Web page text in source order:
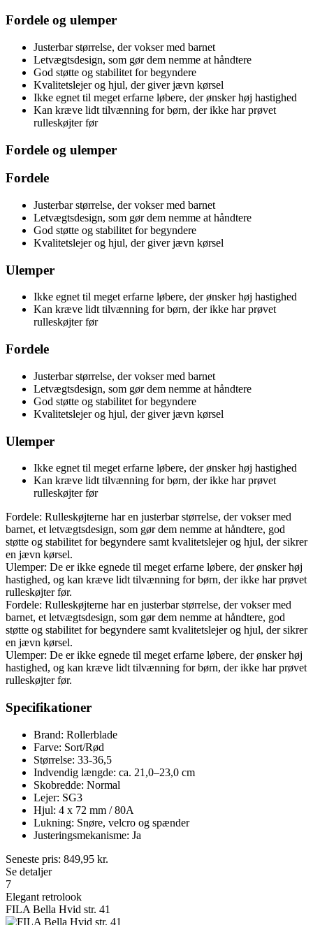
Fordele og ulemper
Justerbar størrelse, der vokser med barnet
Letvægtsdesign, som gør dem nemme at håndtere
God støtte og stabilitet for begyndere
Kvalitetslejer og hjul, der giver jævn kørsel
Ikke egnet til meget erfarne løbere, der ønsker høj hastighed
Kan kræve lidt tilvænning for børn, der ikke har prøvet
rulleskøjter før
Fordele og ulemper
Fordele
Justerbar størrelse, der vokser med barnet
Letvægtsdesign, som gør dem nemme at håndtere
God støtte og stabilitet for begyndere
Kvalitetslejer og hjul, der giver jævn kørsel
Ulemper
Ikke egnet til meget erfarne løbere, der ønsker høj hastighed
Kan kræve lidt tilvænning for børn, der ikke har prøvet
rulleskøjter før
Fordele
Justerbar størrelse, der vokser med barnet
Letvægtsdesign, som gør dem nemme at håndtere
God støtte og stabilitet for begyndere
Kvalitetslejer og hjul, der giver jævn kørsel
Ulemper
Ikke egnet til meget erfarne løbere, der ønsker høj hastighed
Kan kræve lidt tilvænning for børn, der ikke har prøvet
rulleskøjter før
Fordele: Rulleskøjterne har en justerbar størrelse, der vokser med
barnet, et letvægtsdesign, som gør dem nemme at håndtere, god
støtte og stabilitet for begyndere samt kvalitetslejer og hjul, der sikrer
en jævn kørsel.
Ulemper: De er ikke egnede til meget erfarne løbere, der ønsker høj
hastighed, og kan kræve lidt tilvænning for børn, der ikke har prøvet
rulleskøjter før.
Fordele: Rulleskøjterne har en justerbar størrelse, der vokser med
barnet, et letvægtsdesign, som gør dem nemme at håndtere, god
støtte og stabilitet for begyndere samt kvalitetslejer og hjul, der sikrer
en jævn kørsel.
Ulemper: De er ikke egnede til meget erfarne løbere, der ønsker høj
hastighed, og kan kræve lidt tilvænning for børn, der ikke har prøvet
rulleskøjter før.
Specifikationer
Brand: Rollerblade
Farve: Sort/Rød
Størrelse: 33-36,5
Indvendig længde: ca. 21,0–23,0 cm
Skobredde: Normal
Lejer: SG3
Hjul: 4 x 72 mm / 80A
Lukning: Snøre, velcro og spænder
Justeringsmekanisme: Ja
Seneste pris: 849,95 kr.
Se detaljer
7
Elegant retrolook
FILA Bella Hvid str. 41